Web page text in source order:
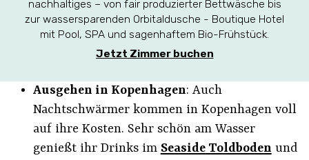
nachhaltiges – von fair produzierter Bettwäsche bis
zur wassersparenden Orbitaldusche - Boutique Hotel
mit Pool, SPA und sagenhaftem Bio-Frühstück.
Jetzt Zimmer buchen
Ausgehen in Kopenhagen: Auch
Nachtschwärmer kommen in Kopenhagen voll
auf ihre Kosten. Sehr schön am Wasser
genießt ihr Drinks im Seaside Toldboden und